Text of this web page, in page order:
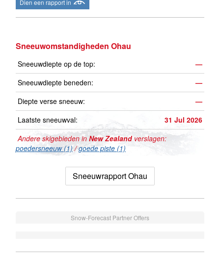
Dien een rapport in
Sneeuwomstandigheden Ohau
Sneeuwdiepte op de top:
—
Sneeuwdiepte beneden:
—
Diepte verse sneeuw:
—
Laatste sneeuwval:
31 Jul 2026
Andere skigebieden in New Zealandverslagen:
poedersneeuw (1)/goede piste (1)
Sneeuwrapport Ohau
Snow-Forecast Partner Offers